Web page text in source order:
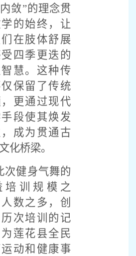
敛”的理念贯
的始终，让
在肢体舒展
四季更迭的
慧。这种传
保留了传统
更通过现代
段使其焕发
成为贯通古
化桥梁。
次健身气舞的
培训规模之
数之多，创
次培训的记
莲花县全民
动和健康事